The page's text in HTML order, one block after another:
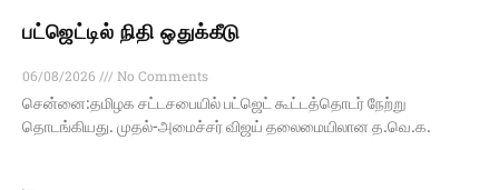
பட்ஜெட்டில் நிதி ஒதுக்கீடு
06/08/2026
No Comments
சென்னை:தமிழக சட்டசபையில் பட்ஜெட் கூட்டத்தொடர் நேற்று
தொடங்கியது. முதல்-அமைச்சர் விஜய் தலைமையிலான த.வெ.க.